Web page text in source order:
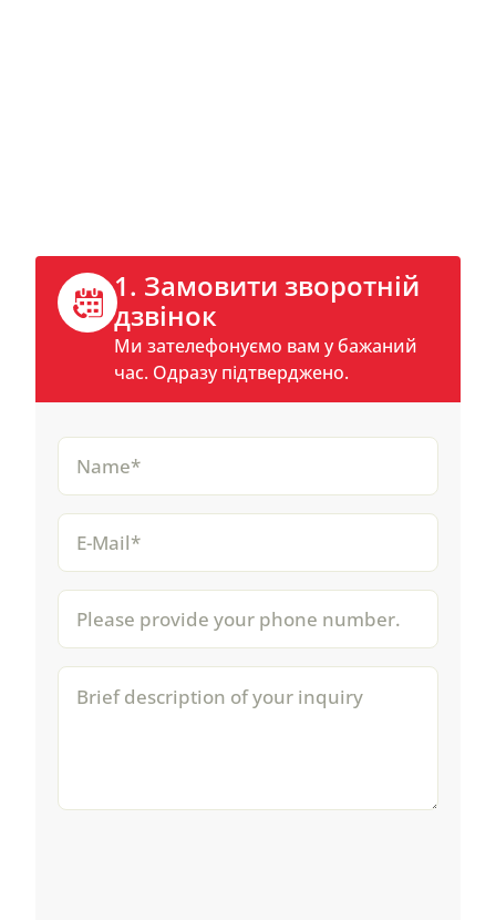
1. Замовити зворотній
дзвінок
Ми зателефонуємо вам у бажаний
час. Одразу підтверджено.